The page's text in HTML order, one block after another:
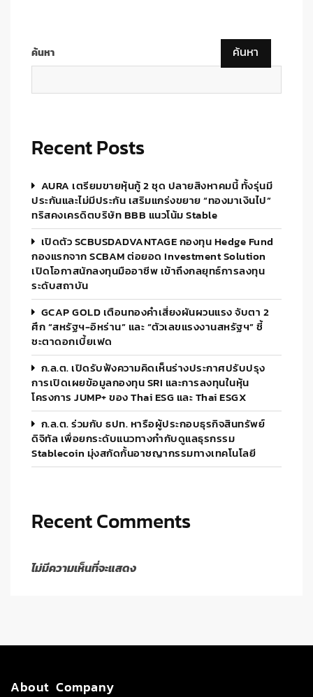
ค้นหา ค้นหา
Recent Posts
AURA เตรียมขายหุ้นกู้ 2 ชุด ปลายสิงหาคมนี้ ทั้งรุ่นมี
ประกันและไม่มีประกัน เสริมแกร่งขยาย “ทองมาเงินไป”
ทริสคงเครดิตบริษัท BBB แนวโน้ม Stable
เปิดตัว SCBUSDADVANTAGE กองทุน Hedge Fund
กองแรกจาก SCBAM ต่อยอด Investment Solution
เปิดโอกาสนักลงทุนมืออาชีพ เข้าถึงกลยุทธ์การลงทุน
ระดับสถาบัน
GCAP GOLD เตือนทองคำเสี่ยงผันผวนแรง จับตา 2
ศึก “สหรัฐฯ-อิหร่าน” และ “ตัวเลขแรงงานสหรัฐฯ” ชี้
ชะตาดอกเบี้ยเฟด
ก.ล.ต. เปิดรับฟังความคิดเห็นร่างประกาศปรับปรุง
การเปิดเผยข้อมูลกองทุน SRI และการลงทุนในหุ้น
โครงการ JUMP+ ของ Thai ESG และ Thai ESGX
ก.ล.ต. ร่วมกับ ธปท. หารือผู้ประกอบธุรกิจสินทรัพย์
ดิจิทัล เพื่อยกระดับแนวทางกำกับดูแลธุรกรรม
Stablecoin มุ่งสกัดกั้นอาชญากรรมทางเทคโนโลยี
Recent Comments
ไม่มีความเห็นที่จะแสดง
About Company